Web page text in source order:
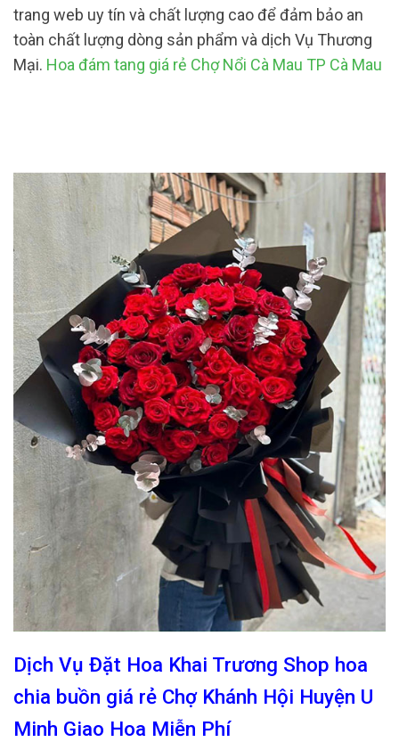
trang web uy tín và chất lượng cao để đảm bảo an
toàn chất lượng dòng sản phẩm và dịch Vụ Thương
Mại. Hoa đám tang giá rẻ Chợ Nổi Cà Mau TP Cà Mau
Dịch Vụ Đặt Hoa Khai Trương Shop hoa
chia buồn giá rẻ Chợ Khánh Hội Huyện U
Minh Giao Hoa Miễn Phí